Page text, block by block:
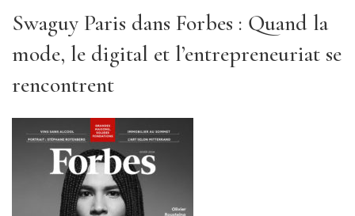
Swaguy Paris dans Forbes : Quand la
mode, le digital et l’entrepreneuriat se
rencontrent